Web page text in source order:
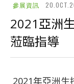
參展資訊
2021亞洲
蒞臨指導
2021年亞洲生